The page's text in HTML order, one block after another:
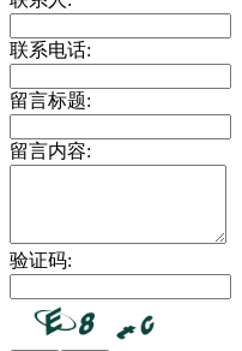
联系电话:
留言标题:
留言内容:
验证码: